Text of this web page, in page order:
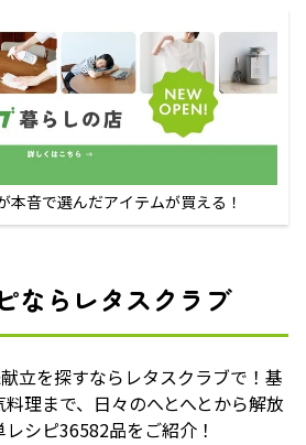
本音で選んだアイテムが買える！
ならレタスクラブ
立を探すならレタスクラブで！基
理まで、日々のへとへとから解放
シピ36582品をご紹介！